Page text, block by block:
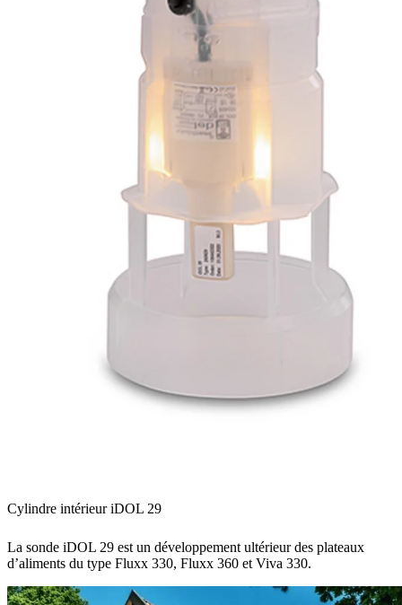
Cylindre intérieur iDOL 29
La sonde iDOL 29 est un développement ultérieur des plateaux
d’aliments du type Fluxx 330, Fluxx 360 et Viva 330.